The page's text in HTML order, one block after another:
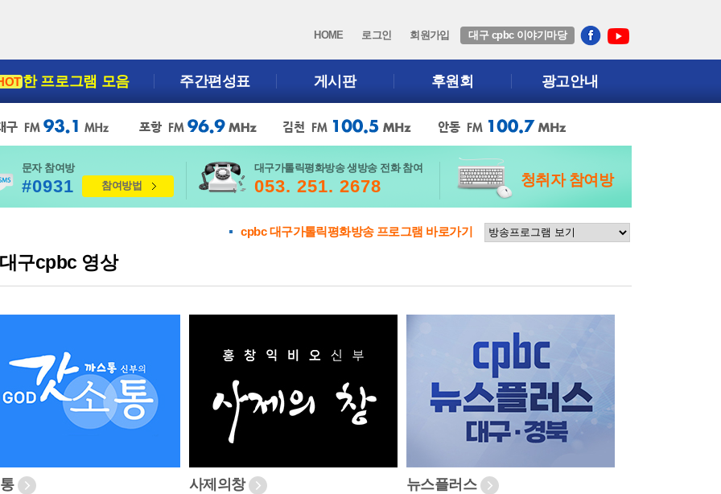
HOME 로그인 회원가입 대구 cpbc 이야기마당
한 프로그램 모음 주간편성표 게시판 후원회 광고안내
문자 참여방
#0931 참여방법
대구가톨릭평화방송 생방송 전화 참여
053. 251. 2678 청취자 참여방
cpbc 대구가톨릭평화방송 프로그램 바로가기
대구cpbc 영상
사제의창 뉴스플러스